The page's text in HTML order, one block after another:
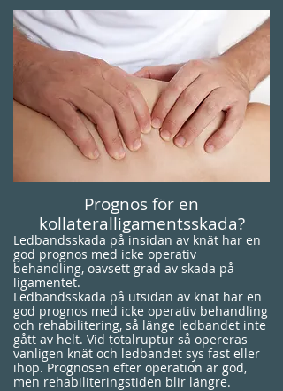
Prognos för en
kollateralligamentsskada?
Ledbandsskada på insidan av knät har en
god prognos med icke operativ
behandling, oavsett grad av skada på
ligamentet.
Ledbandsskada på utsidan av knät har en
god prognos med icke operativ behandling
och rehabilitering, så länge ledbandet inte
gått av helt. Vid totalruptur så opereras
vanligen knät och ledbandet sys fast eller
ihop. Prognosen efter operation är god,
men rehabiliteringstiden blir längre.